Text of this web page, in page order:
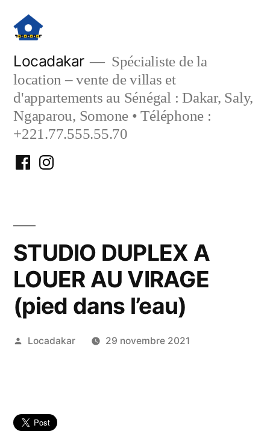
contenu
Locadakar
Spécialiste de la
location – vente de villas et
d'appartements au Sénégal : Dakar, Saly,
Ngaparou, Somone • Téléphone :
+221.77.555.55.70
FacebookInstagram
STUDIO DUPLEX A
LOUER AU VIRAGE
(pied dans l’eau)
Publié
Locadakar 29 novembre 2021